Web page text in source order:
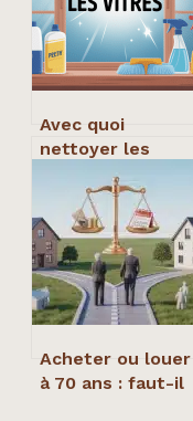
Avec quoi
nettoyer les
vitres : méthodes
simples et
produits
Acheter ou louer
à 70 ans : faut-il